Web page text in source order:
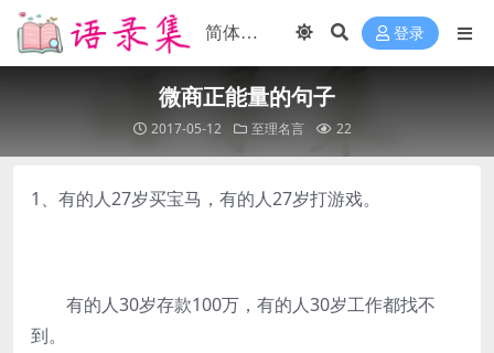
登录
微商正能量的句子
2017-05-12 至理名言 22
1、有的人27岁买宝马，有的人27岁打游戏。
有的人30岁存款100万，有的人30岁工作都找不
到。